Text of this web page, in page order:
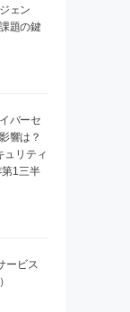
ェン
題の鍵
バーセ
響は？
ュリティ
1三半
ービス